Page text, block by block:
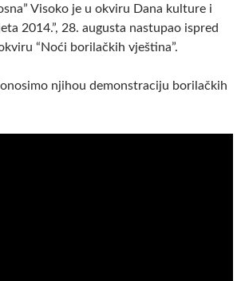
Visoko je u okviru Dana kulture i
2014.”, 28. augusta nastupao ispred
“Noći borilačkih vještina”.
njihou demonstraciju borilačkih